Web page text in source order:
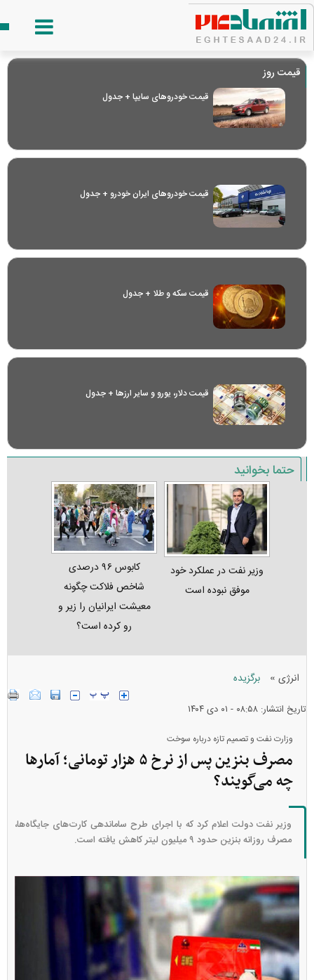
قیمت روز
قیمت خودرو‌های سایپا + جدول
قیمت خودرو‌های ایران خودرو + جدول
قیمت سکه و طلا + جدول
قیمت دلار، یورو و سایر ارز‌ها + جدول
حتما بخوانید
وزیر نفت در عملکرد خود
موفق نبوده است
کابوس ۹۶ درصدی
شاخص فلاکت چگونه
معیشت ایرانیان را زیر و
رو کرده است؟
انرژی » برگزیده
تاریخ انتشار: ۰۸:۵۸ - ۰۱ دی ۱۴۰۴
وزارت نفت و تصمیم تازه درباره سوخت
مصرف بنزین پس از نرخ ۵ هزار تومانی؛ آمارها
چه می‌گویند؟
وزیر نفت دولت اعلام کرد که با اجرای طرح ساماندهی کارت‌های جایگاه‌ها،
مصرف روزانه بنزین حدود ۹ میلیون لیتر کاهش یافته است.